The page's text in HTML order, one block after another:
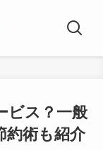
ビス？一般
約術も紹介